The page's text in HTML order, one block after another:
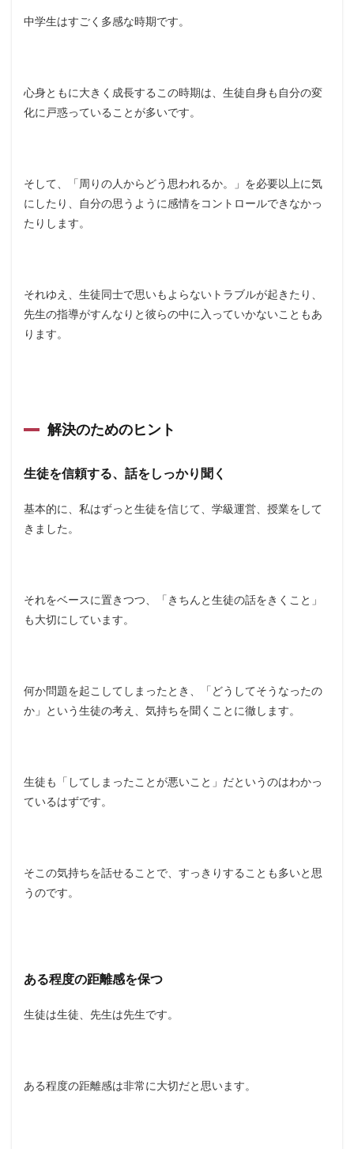
中学生はすごく多感な時期です。
心身ともに大きく成長するこの時期は、生徒自身も自分の変
化に戸惑っていることが多いです。
そして、「周りの人からどう思われるか。」を必要以上に気
にしたり、自分の思うように感情をコントロールできなかっ
たりします。
それゆえ、生徒同士で思いもよらないトラブルが起きたり、
先生の指導がすんなりと彼らの中に入っていかないこともあ
ります。
解決のためのヒント
生徒を信頼する、話をしっかり聞く
基本的に、私はずっと生徒を信じて、学級運営、授業をして
きました。
それをベースに置きつつ、「きちんと生徒の話をきくこと」
も大切にしています。
何か問題を起こしてしまったとき、「どうしてそうなったの
か」という生徒の考え、気持ちを聞くことに徹します。
生徒も「してしまったことが悪いこと」だというのはわかっ
ているはずです。
そこの気持ちを話せることで、すっきりすることも多いと思
うのです。
ある程度の距離感を保つ
生徒は生徒、先生は先生です。
ある程度の距離感は非常に大切だと思います。